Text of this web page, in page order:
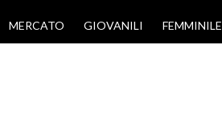
MERCATO GIOVANILI FEMMINILE